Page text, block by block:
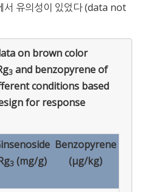
서 유의성이 있었다 (data not
on brown color
3 and benzopyrene of
conditions based
for response
3(mg/g)
Benzopyrene
(μg/kg)